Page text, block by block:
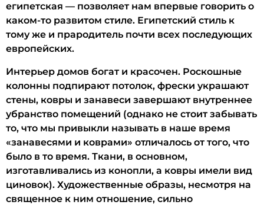
египетская — позволяет нам впервые говорить о
каком-то развитом стиле. Египетский стиль к
тому же и прародитель почти всех последующих
европейских.
Интерьер домов богат и красочен. Роскошные
колонны подпирают потолок, фрески украшают
стены, ковры и занавеси завершают внутреннее
убранство помещений (однако не стоит забывать
то, что мы привыкли называть в наше время
«занавесями и коврами» отличалось от того, что
было в то время. Ткани, в основном,
изготавливались из конопли, а ковры имели вид
циновок). Художественные образы, несмотря на
священное к ним отношение, сильно